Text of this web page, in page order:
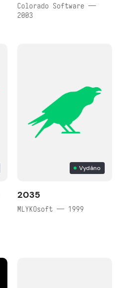
Colorado Software —
2003
Vydáno
2035
MLYKOsoft — 1999